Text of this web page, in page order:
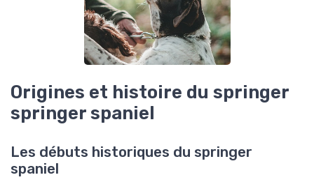
Origines et histoire du springer
springer spaniel
Les débuts historiques du springer
spaniel